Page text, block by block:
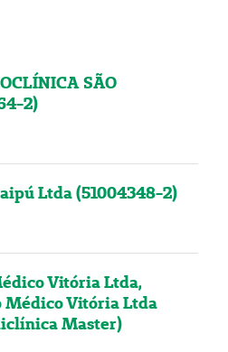
SÃO
2)
Ltda (51004348-2)
Vitória Ltda,
Médico Vitória Ltda
Master)